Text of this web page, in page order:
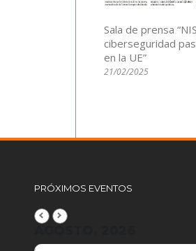
Sala de prensa
ciberseguridad
en la UE”
21/02/2025
PRÓXIMOS EVENTOS